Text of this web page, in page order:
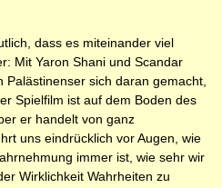
dass es miteinander viel
Mit Yaron Shani und Scandar
sich daran gemacht,
Spielfilm ist auf dem Boden des
er handelt von ganz
uns eindrücklich vor Augen, wie
immer ist, wie sehr wir
Wirklichkeit Wahrheiten zu